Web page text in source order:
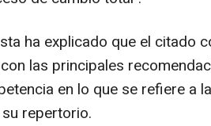
ha explicado que el citado
las principales
en lo que se refiere a
repertorio.